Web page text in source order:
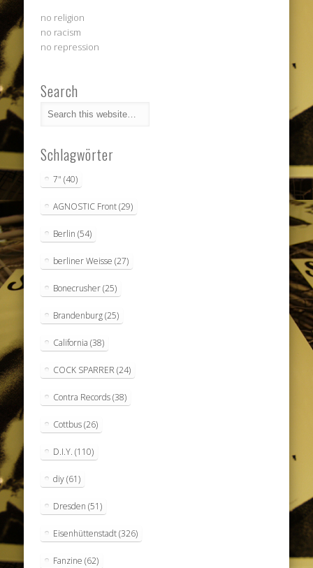
no religion
no racism
no repression
Search
Schlagwörter
7" (40)
AGNOSTIC Front(29)
Berlin (54)
berliner Weisse (27)
Bonecrusher(25)
Brandenburg(25)
California (38)
COCK SPARRER (24)
Contra Records(38)
Cottbus(26)
D.I.Y. (110)
diy(61)
Dresden (51)
Eisenhüttenstadt(326)
Fanzine (62)